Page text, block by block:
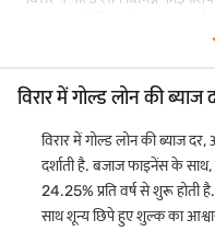
निवासियों के लिए आकर्षक
एक्सेस चाहते हैं, तो बजाज फाइनेंस
गोल्ड लोन आपको अपने सभी प्लान
संभालने में सक्षम बनाता है, जिससे
पार्ट-रिलीज़ सुविधा
हमारीगोल्ड लोन पार्ट रिलीज़
पुनर्भुगतान कर सकते हैं और
ज्वेलरी का एक हिस्सा वापस
विरार में गोल्ड लोन की
विरार में गोल्ड लोन की ब्याज
दर्शाती है. बजाज फाइनेंस के साथ,
24.25% प्रति वर्ष से शुरू होती
साथ शून्य छिपे हुए शुल्क का